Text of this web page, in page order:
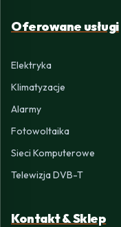
Oferowane usługi
Elektryka
Klimatyzacje
Alarmy
Fotowoltaika
Sieci Komputerowe
Telewizja DVB-T
Kontakt & Sklep